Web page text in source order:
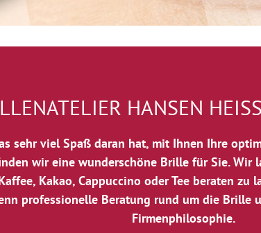
HANSEN
sehr viel Spaß daran hat, mit Ihnen Ihre
wir eine wunderschöne Brille für Sie. Wir
Kakao, Cappuccino oder Tee beraten
professionelle Beratung rund um die
Firmenphilosophie.